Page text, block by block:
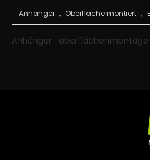
Anhänger oberflächenmontage